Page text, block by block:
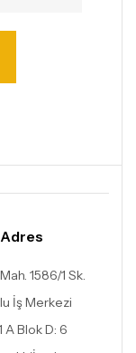
Adres
1586/1 Sk.
İş Merkezi
A Blok D: 6